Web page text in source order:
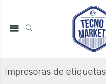
Impresoras de etiquetas